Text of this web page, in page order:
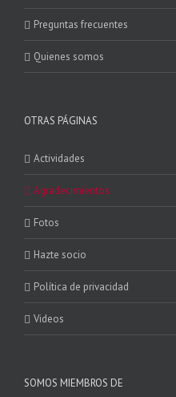
Preguntas frecuentes
Quienes somos
OTRAS PÁGINAS
Actividades
Agradecimientos
Fotos
Hazte socio
Política de privacidad
Videos
SOMOS MIEMBROS DE